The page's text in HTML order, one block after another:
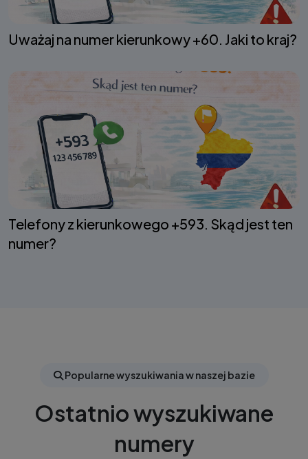
Uważaj na numer kierunkowy +60. Jaki to kraj?
Telefony z kierunkowego +593. Skąd jest ten
numer?
Popularne wyszukiwania w naszej bazie
Ostatnio wyszukiwane
numery